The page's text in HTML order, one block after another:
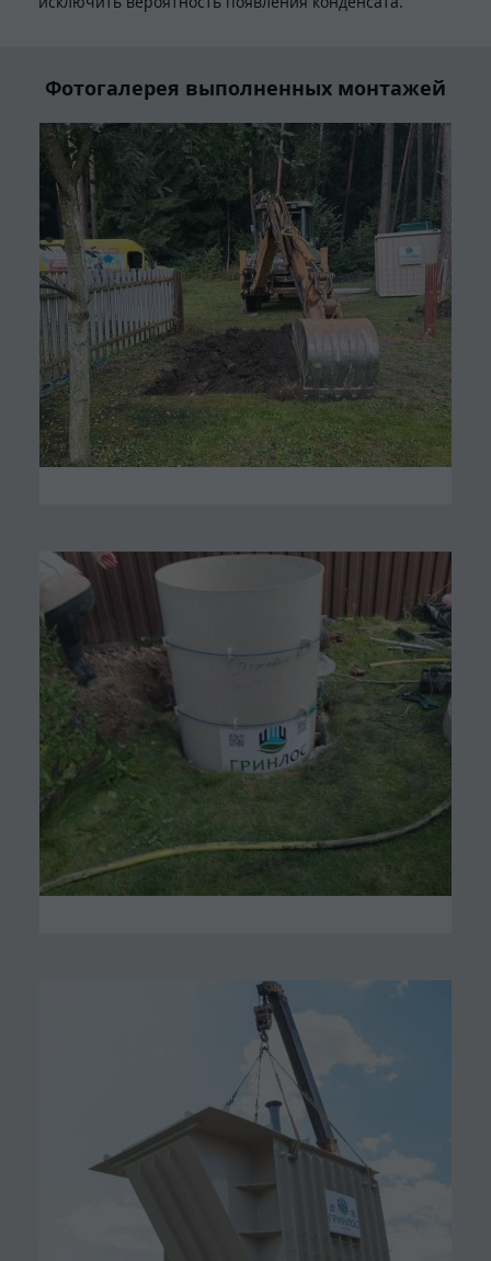
Фотогалерея выполненных монтажей